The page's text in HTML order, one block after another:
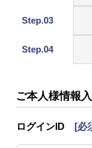
Step.03
Step.04
ご本人様情報
ログインID [必